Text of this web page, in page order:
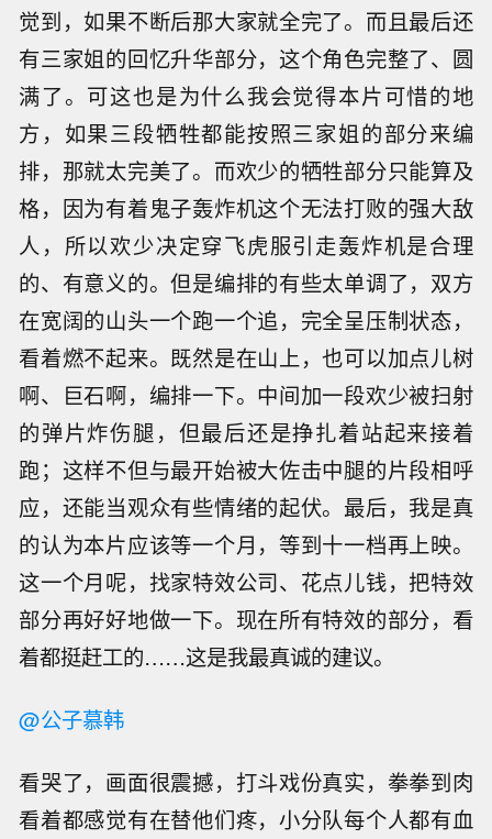
觉到，如果不断后那大家就全完了。而且最后还
有三家姐的回忆升华部分，这个角色完整了、圆
满了。可这也是为什么我会觉得本片可惜的地
方，如果三段牺牲都能按照三家姐的部分来编
排，那就太完美了。而欢少的牺牲部分只能算及
格，因为有着鬼子轰炸机这个无法打败的强大敌
人，所以欢少决定穿飞虎服引走轰炸机是合理
的、有意义的。但是编排的有些太单调了，双方
在宽阔的山头一个跑一个追，完全呈压制状态，
看着燃不起来。既然是在山上，也可以加点儿树
啊、巨石啊，编排一下。中间加一段欢少被扫射
的弹片炸伤腿，但最后还是挣扎着站起来接着
跑；这样不但与最开始被大佐击中腿的片段相呼
应，还能当观众有些情绪的起伏。最后，我是真
的认为本片应该等一个月，等到十一档再上映。
这一个月呢，找家特效公司、花点儿钱，把特效
部分再好好地做一下。现在所有特效的部分，看
着都挺赶工的……这是我最真诚的建议。
@公子慕韩
看哭了，画面很震撼，打斗戏份真实，拳拳到肉
看着都感觉有在替他们疼，小分队每个人都有血